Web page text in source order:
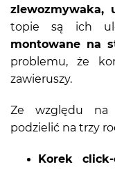
zlewozmywaka,
topie są ich
montowane na
problemu, że
zawieruszy.
Ze względu na
podzielić na trzy
Korek